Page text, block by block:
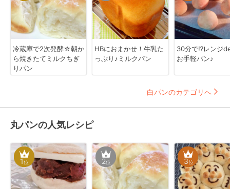
冷蔵庫で2次発酵☆朝か
ら焼きたてミルクちぎ
りパン
HBにおまかせ！牛乳た
っぷり♪ミルクパン
30分で⁉レンジ
お手軽パン♪
白パンのカテゴリへ
丸パンの人気レシピ
1位 2位 3位